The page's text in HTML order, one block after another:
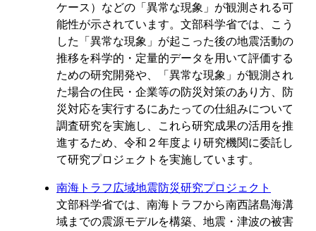
ケース）などの「異常な現象」が観測される可
能性が示されています。文部科学省では、こう
した「異常な現象」が起こった後の地震活動の
推移を科学的・定量的データを用いて評価する
ための研究開発や、「異常な現象」が観測され
た場合の住民・企業等の防災対策のあり方、防
災対応を実行するにあたっての仕組みについて
調査研究を実施し、これら研究成果の活用を推
進するため、令和２年度より研究機関に委託し
て研究プロジェクトを実施しています。
南海トラフ広域地震防災研究プロジェクト
文部科学省では、南海トラフから南西諸島海溝
域までの震源モデルを構築、地震・津波の被害